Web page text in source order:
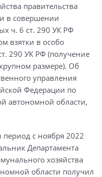
правительства
в совершении
ч. 6 ст. 290 УК РФ
взятки в особо
290 УК РФ (получение
размере). Об
управления
Федерации по
автономной области,
период с ноября 2022
Департамента
хозяйства
области получил